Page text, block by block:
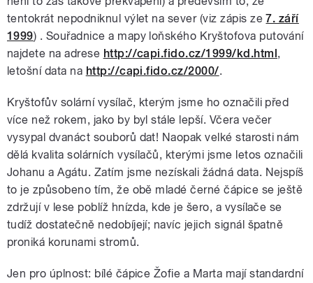
tentokrát nepodniknul výlet na sever (viz zápis ze7. září
1999) . Souřadnice a mapy loňského Kryštofova putování
najdete na adrese http://capi.fido.cz/1999/kd.html,
letošní data na http://capi.fido.cz/2000/.
Kryštofův solární vysílač, kterým jsme ho označili před
více než rokem, jako by byl stále lepší. Včera večer
vysypal dvanáct souborů dat! Naopak velké starosti nám
dělá kvalita solárních vysílačů, kterými jsme letos označili
Johanu a Agátu. Zatím jsme nezískali žádná data. Nejspíš
to je způsobeno tím, že obě mladé černé čápice se ještě
zdržují v lese poblíž hnízda, kde je šero, a vysílače se
tudíž dostatečně nedobíjejí; navíc jejich signál špatně
proniká korunami stromů.
Jen pro úplnost: bílé čápice Žofie a Marta mají standardní